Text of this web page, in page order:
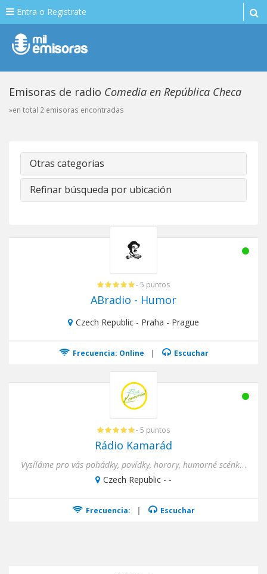
Entra o Registrate
Emisoras de radio Comedia en República Checa
»en total 2 emisoras encontradas
Otras categorias
Refinar búsqueda por ubicación
- 5 puntos
ABradio - Humor
Czech Republic - Praha - Prague
Frecuencia: Online | Escuchar
- 5 puntos
Rádio Kamarád
Vysíláme pro vás pohádky, povídky, horory, humorné scénky, pořady plné historie, rekordy, kuriozity a jiné ...
Czech Republic - -
Frecuencia: | Escuchar